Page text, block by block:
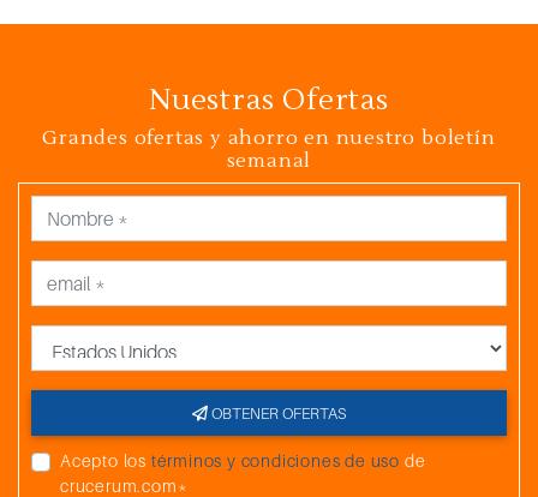
Nuestras Ofertas
Grandes ofertas y ahorro en nuestro boletín
semanal
OBTENER OFERTAS
Acepto los términos y condiciones de uso de
crucerum.com*